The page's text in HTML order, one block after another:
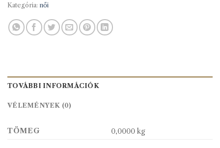
Kategória: női
TOVÁBBI INFORMÁCIÓK
VÉLEMÉNYEK (0)
TÖMEG 0,0000 kg